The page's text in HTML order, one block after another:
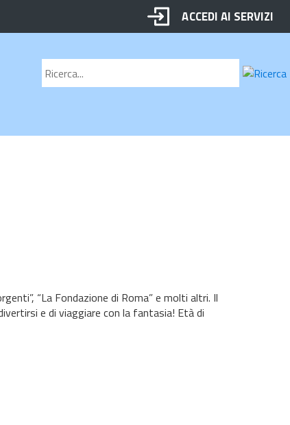
ACCEDI AI SERVIZI
Motore
“La Fondazione di Roma” e molti altri. Il
e di viaggiare con la fantasia! Età di